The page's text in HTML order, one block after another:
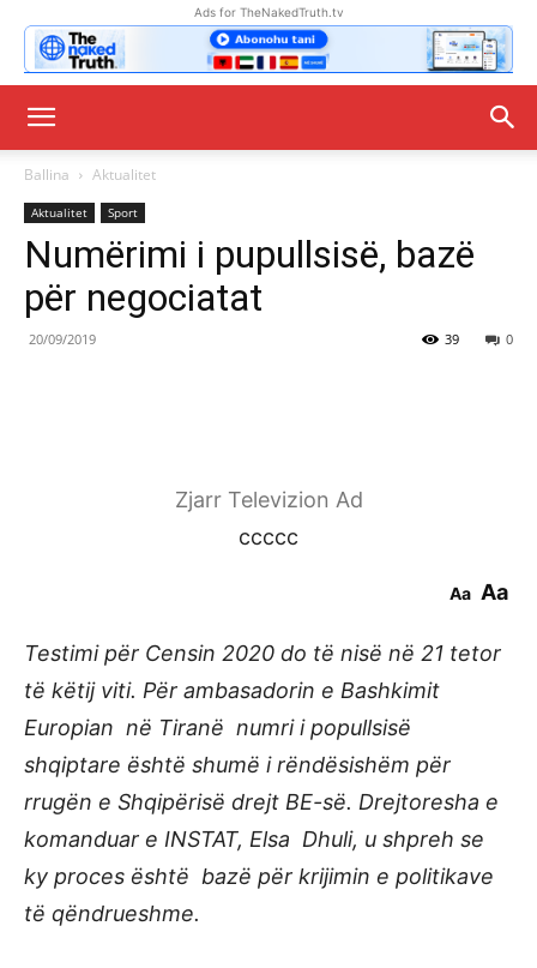
Ads for TheNakedTruth.tv
Ballina Aktualitet
Aktualitet Sport
Numërimi i pupullsisë, bazë
për negociatat
20/09/2019 0
39
Zjarr Televizion Ad
ccccc
Aa Aa
Testimi për Censin 2020 do të nisë në 21 tetor
të këtij viti. Për ambasadorin e Bashkimit
Europian në Tiranë numri i popullsisë
shqiptare është shumë i rëndësishëm për
rrugën e Shqipërisë drejt BE-së. Drejtoresha e
komanduar e INSTAT, Elsa Dhuli, u shpreh se
ky proces është bazë për krijimin e politikave
të qëndrueshme.